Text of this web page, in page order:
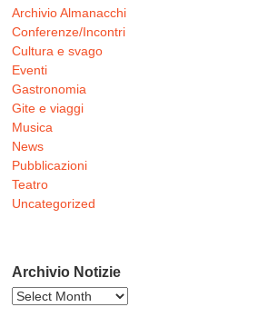
Archivio Almanacchi
Conferenze/Incontri
Cultura e svago
Eventi
Gastronomia
Gite e viaggi
Musica
News
Pubblicazioni
Teatro
Uncategorized
Archivio Notizie
Archivio